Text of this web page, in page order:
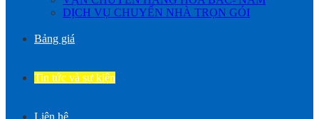
DỊCH VỤ CHUYỂN NHÀ TRỌN GÓI
Bảng giá
Tin tức và sự kiện
Liên hệ